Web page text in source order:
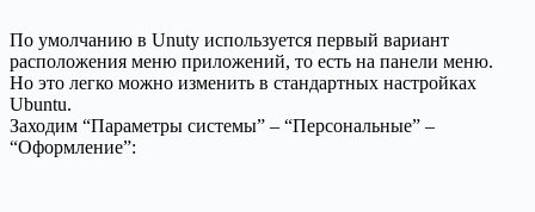
По умолчанию в Unuty используется первый вариант
расположения меню приложений, то есть на панели меню.
Но это легко можно изменить в стандартных настройках
Ubuntu.
Заходим “Параметры системы” – “Персональные” –
“Оформление”: